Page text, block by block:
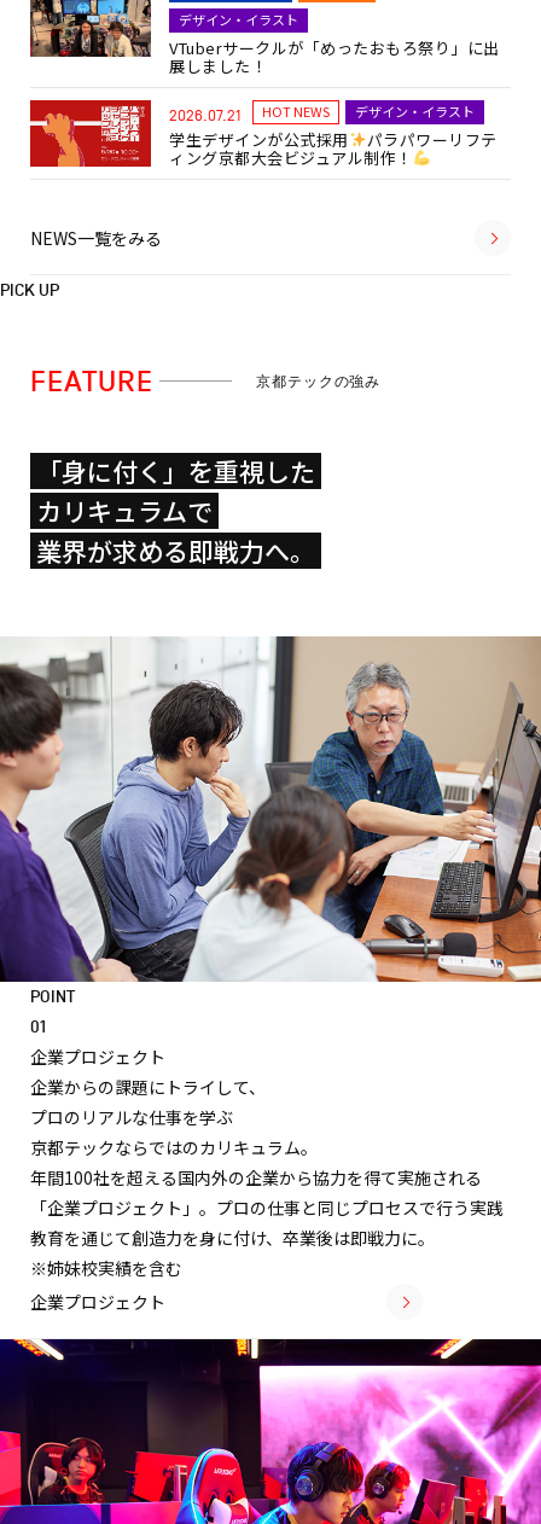
デザイン・イラスト
VTuberサークルが「めったおもろ祭り」に出
展しました！
2026.07.21 HOT NEWS デザイン・イラスト
学生デザインが公式採用 パラパワーリフテ
ィング京都大会ビジュアル制作！
NEWS一覧をみる
PICK UP
FEATURE 京都テックの強み
「身に付く」を重視した
カリキュラムで
業界が求める即戦力へ。
POINT
01
企業プロジェクト
企業からの課題にトライして、
プロのリアルな仕事を学ぶ
京都テックならではのカリキュラム。
年間100社を超える国内外の企業から協力を得て実施される
「企業プロジェクト」。プロの仕事と同じプロセスで行う実践
教育を通じて創造力を身に付け、卒業後は即戦力に。
※姉妹校実績を含む
企業プロジェクト